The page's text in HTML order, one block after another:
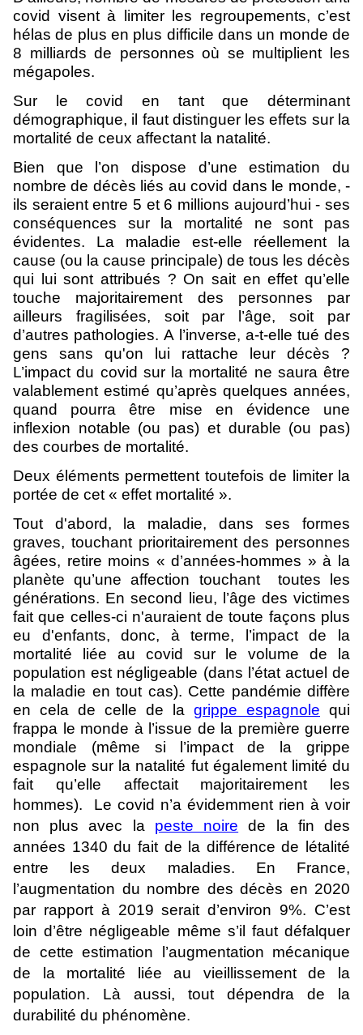
covid visent à limiter les regroupements, c’est
hélas de plus en plus difficile dans un monde de
8 milliards de personnes où se multiplient les
mégapoles.
Sur le covid en tant que déterminant
démographique, il faut distinguer les effets sur la
mortalité de ceux affectant la natalité.
Bien que l’on dispose d’une estimation du
nombre de décès liés au covid dans le monde, -
ils seraient entre 5 et 6 millions aujourd’hui - ses
conséquences sur la mortalité ne sont pas
évidentes. La maladie est-elle réellement la
cause (ou la cause principale) de tous les décès
qui lui sont attribués ? On sait en effet qu’elle
touche majoritairement des personnes par
ailleurs fragilisées, soit par l’âge, soit par
d’autres pathologies. A l’inverse, a-t-elle tué des
gens sans qu'on lui rattache leur décès ?
L’impact du covid sur la mortalité ne saura être
valablement estimé qu’après quelques années,
quand pourra être mise en évidence une
inflexion notable (ou pas) et durable (ou pas)
des courbes de mortalité.
Deux éléments permettent toutefois de limiter la
portée de cet « effet mortalité ».
Tout d'abord, la maladie, dans ses formes
graves, touchant prioritairement des personnes
âgées, retire moins « d’années-hommes » à la
planète qu’une affection touchant toutes les
générations. En second lieu, l’âge des victimes
fait que celles-ci n'auraient de toute façons plus
eu d'enfants, donc, à terme, l’impact de la
mortalité liée au covid sur le volume de la
population est négligeable (dans l’état actuel de
la maladie en tout cas). Cette pandémie diffère
en cela de celle de la grippe espagnole qui
frappa le monde à l’issue de la première guerre
mondiale (même si l’impact de la grippe
espagnole sur la natalité fut également limité du
fait qu’elle affectait majoritairement les
hommes).
Le covid n’a évidemment rien à voir
non plus avec la
peste noire de la fin des
années 1340 du fait de la différence de létalité
entre les deux maladies. En France,
l’augmentation du nombre des décès en 2020
par rapport à 2019 serait d’environ 9%. C’est
loin d’être négligeable même s’il faut défalquer
de cette estimation l’augmentation mécanique
de la mortalité liée au vieillissement de la
population. Là aussi, tout dépendra de la
durabilité du phénomène.